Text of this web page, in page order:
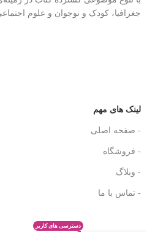
جغرافیا، کودک و نوجوان و علوم
لینک های مهم
- صفحه اصلی
- فروشگاه
- وبلاگ
- تماس با ما
دسترسی های کاربر